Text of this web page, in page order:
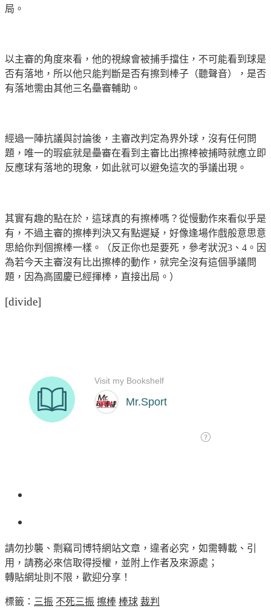
局。
以主審的角度來看，他的視線會被捕手擋住，不可能看到球是
否有落地，所以他只能判斷是否有擦到棒子（聽聲音），是否
有落地需由其他三名壘審輔助。
經過一陣抗議與討論後，主審改判定為界外球，沒有任何問
題，唯一的瑕疵就是壘審在看到主審比出擦棒被捕時就應立即
反應球有落地的現象，如此就可以避免這次的爭議出現。
其實有趣的點在於，這球真的有擦棒嗎？從慢動作來看似乎是
有，不過主審的擦棒判決又有點遲疑，好像逢場作戲般意思意
思給你判個擦棒一樣。（反正你也是要死，參考狀況3、4。因
為若今天主審沒有比出擦棒的動作，就完全沒有這個爭議問
題，因為高國慶已經揮棒，直接出局。）
[divide]
請勿抄襲、剽竊司博特網站文章，違者必究，如需轉載、引
用，請務必來信取得授權，並附上作者及來源處；
轉貼網址則不限，歡迎分享！
標籤： 三振 不死三振 擦棒 棒球 裁判